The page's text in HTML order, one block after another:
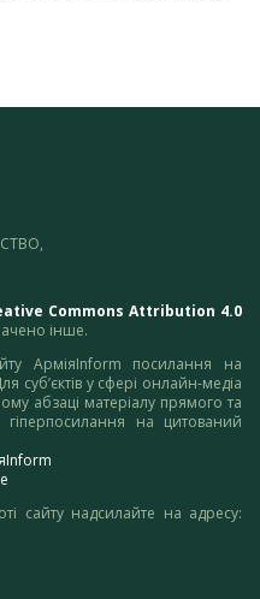
Commons Attribution 4.0
інше.
АрміяInform посилання на
суб’єктів у сфері онлайн-медіа
абзаці матеріалу прямого та
на цитований
сайту надсилайте на адресу: